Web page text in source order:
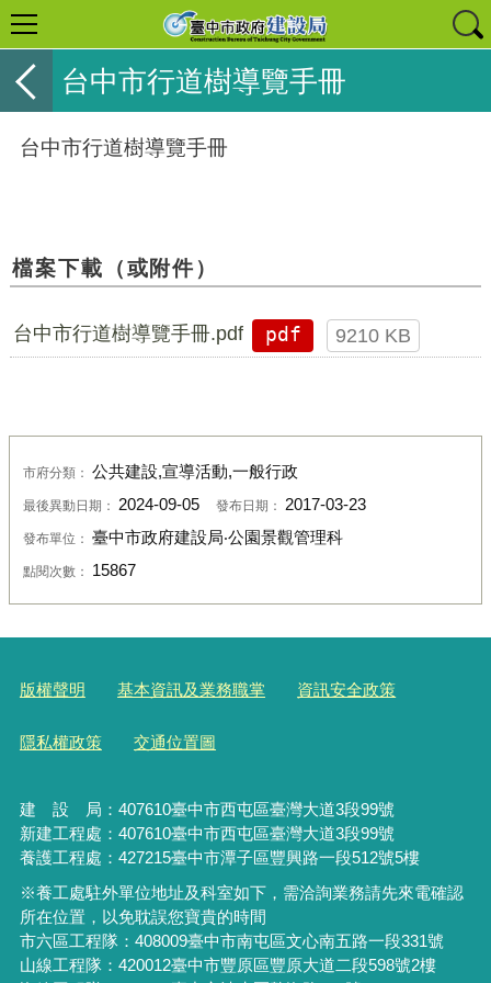
台中市行道樹導覽手冊
台中市行道樹導覽手冊
檔案下載（或附件）
台中市行道樹導覽手冊.pdf pdf 9210 KB
市府分類： 公共建設,宣導活動,一般行政
最後異動日期： 2024-09-05 發布日期： 2017-03-23
發布單位： 臺中市政府建設局‧公園景觀管理科
點閱次數： 15867
版權聲明 基本資訊及業務職掌 資訊安全政策
隱私權政策 交通位置圖
建 設 局： 407610臺中市西屯區臺灣大道3段99號
新建工程處：407610臺中市西屯區臺灣大道3段99號
養護工程處：427215臺中市潭子區豐興路一段512號5樓
※養工處駐外單位地址及科室如下，需洽詢業務請先來電確認
所在位置，以免耽誤您寶貴的時間
市六區工程隊：408009臺中市南屯區文心南五路一段331號
山線工程隊：420012臺中市豐原區豐原大道二段598號2樓